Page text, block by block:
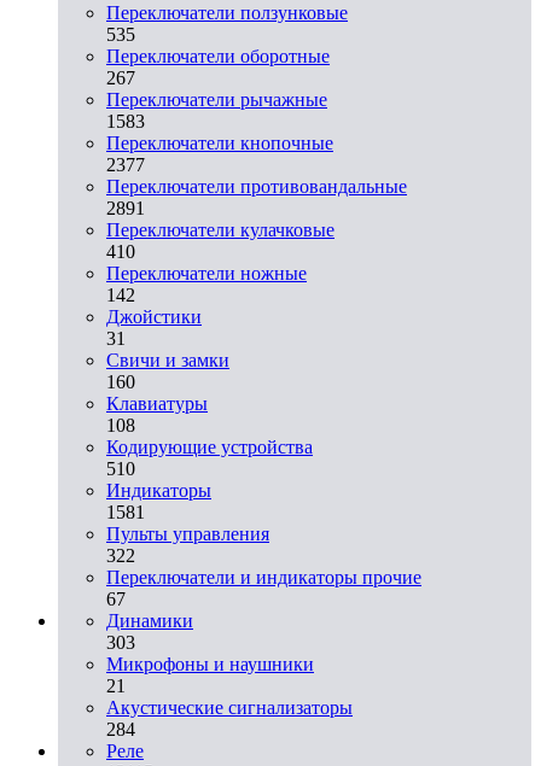
Переключатели ползунковые
535
Переключатели оборотные
267
Переключатели рычажные
1583
Переключатели кнопочные
2377
Переключатели противовандальные
2891
Переключатели кулачковые
410
Переключатели ножные
142
Джойстики
31
Свичи и замки
160
Клавиатуры
108
Кодирующие устройства
510
Индикаторы
1581
Пульты управления
322
Переключатели и индикаторы прочие
67
Динамики
303
Микрофоны и наушники
21
Акустические сигнализаторы
284
Реле